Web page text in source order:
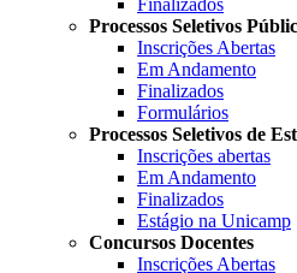
Finalizados
Processos Seletivos
Inscrições Abertas
Em Andamento
Finalizados
Formulários
Processos Seletivos de
Inscrições abertas
Em Andamento
Finalizados
Estágio na Unicamp
Concursos Docentes
Inscrições Abertas